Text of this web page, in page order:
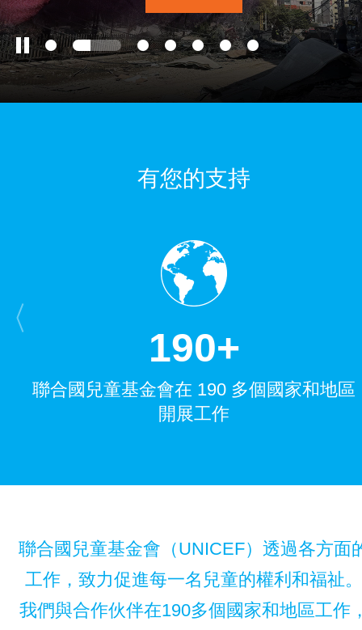
有您的支持
190+
聯合國兒童基金會在 190 多個國家和地區
開展工作
聯合國兒童基金會（UNICEF）透過各方面
工作，致力促進每一名兒童的權利和福祉。
我們與合作伙伴在190多個國家和地區工作